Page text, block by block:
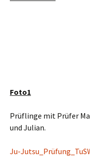
Foto1
Prüflinge mit Prüfer
und Julian.
Ju-